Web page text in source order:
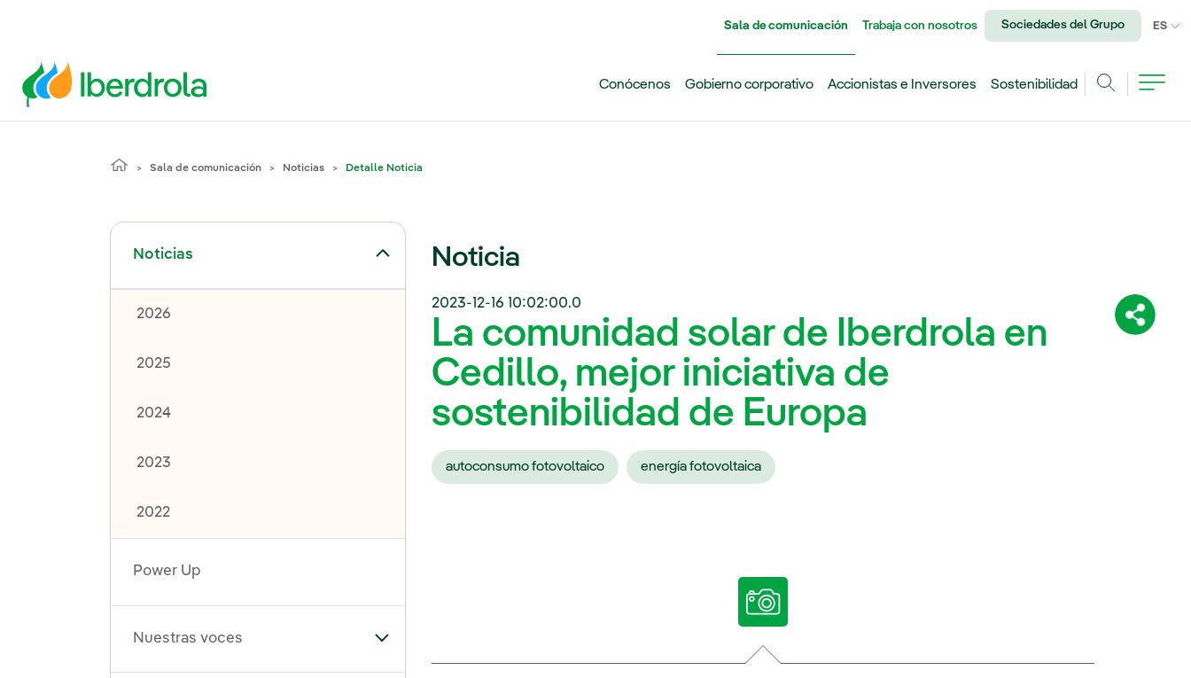
Sala de comunicación Trabaja con nosotros Sociedades del Grupo ES
Conócenos Gobierno corporativo Accionistas e Inversores
Sostenibilidad
Sala de comunicación Noticias Detalle Noticia
Noticias
Alternar el submenú para Noticias
2026
2025
2024
2023
2022
Power Up
Nuestras voces Alternar el submenú para Nuestras voces
Noticia
2023-12-16 10:02:00.0
La comunidad solar de Iberdrola en
Cedillo, mejor iniciativa de
sostenibilidad de Europa
autoconsumo fotovoltaico energía fotovoltaica